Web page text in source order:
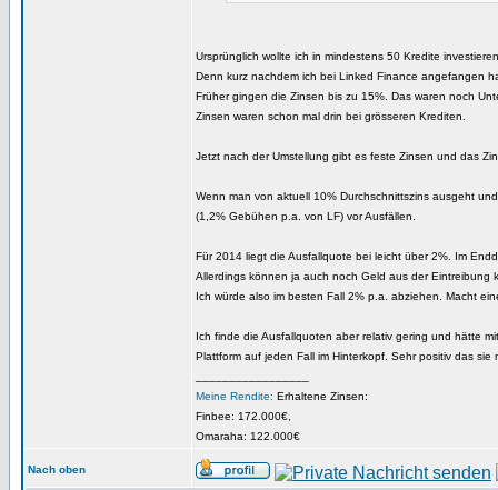
Ursprünglich wollte ich in mindestens 50 Kredite
Denn kurz nachdem ich bei Linked Finance angefangen
Früher gingen die Zinsen bis zu 15%. Das waren noch
Zinsen waren schon mal drin bei grösseren Krediten.
Jetzt nach der Umstellung gibt es feste Zinsen und das
Wenn man von aktuell 10% Durchschnittszins ausgeht
(1,2% Gebühen p.a. von LF) vor Ausfällen.
Für 2014 liegt die Ausfallquote bei leicht über 2%. Im
Allerdings können ja auch noch Geld aus der Eintreibung
Ich würde also im besten Fall 2% p.a. abziehen. Macht
Ich finde die Ausfallquoten aber relativ gering und hätte
Plattform auf jeden Fall im Hinterkopf. Sehr positiv das
Meine Rendite: Erhaltene Zinsen:
Finbee: 172.000€,
Omaraha: 122.000€
Nach oben